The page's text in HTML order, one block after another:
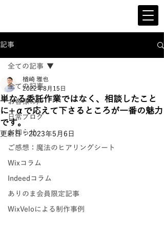
記事
全ての記事
お客様の声
日常ブログ
お知らせ
ご感想：魔法のヒアリングシート
Wixコラム
Indeedコラム
ありのま会員限定記事
WixVeloによる制作事例
全ての記事
単なる委託作業ではなく、相談したこと
に+αで応えて下さるところが一番の魅力
です。
楢崎 雅也
2022年8月15日
更新日：2023年5月6日